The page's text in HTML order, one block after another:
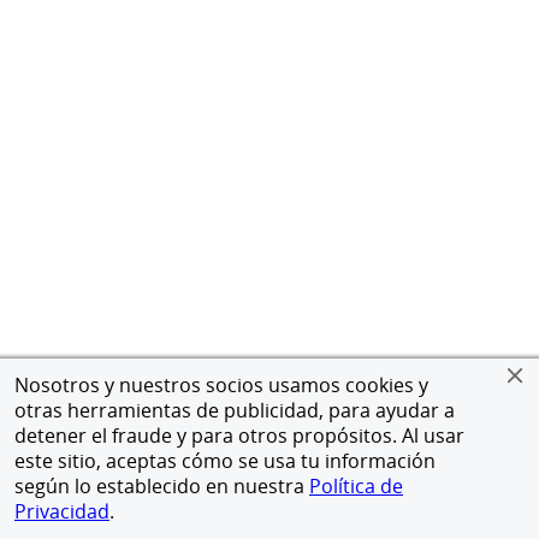
Nosotros y nuestros socios usamos cookies y
otras herramientas de publicidad, para ayudar a
detener el fraude y para otros propósitos. Al usar
este sitio, aceptas cómo se usa tu información
según lo establecido en nuestra Política de
Privacidad.